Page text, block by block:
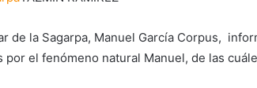
de la Sagarpa, Manuel García Corpus,
por el fenómeno natural Manuel, de las